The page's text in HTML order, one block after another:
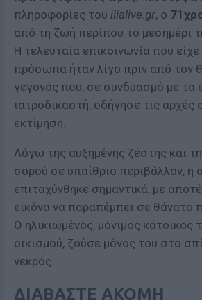
πληροφορίες του ilialive.gr, ο
από τη ζωή περίπου το μεσημέρι
Η τελευταία επικοινωνία που
πρόσωπα ήταν λίγο πριν από τον
γεγονός που, σε συνδυασμό με τα
ιατροδικαστή, οδήγησε τις αρχές
εκτίμηση.
Λόγω της αυξημένης ζέστης και
σορού σε υπαίθριο περιβάλλον, η
επιταχύνθηκε σημαντικά, με
εικόνα να παραπέμπει σε θάνατο
Ο ηλικιωμένος, μόνιμος κάτοικος
οικισμού, ζούσε μόνος του στο
νεκρός.
ΔΙΑΒΑΣΤΕ ΑΚΟΜΗ